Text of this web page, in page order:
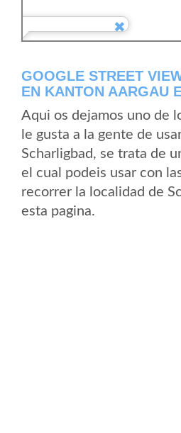
GOOGLE STREET
EN KANTON AARGAU
Aqui os dejamos uno de
le gusta a la gente de
Scharligbad, se trata de
el cual podeis usar con
recorrer la localidad de
esta pagina.